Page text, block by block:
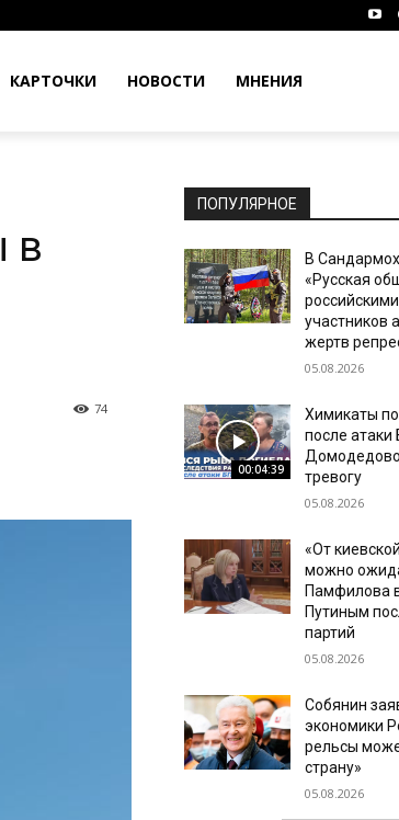
КАРТОЧКИ НОВОСТИ МНЕНИЯ
в
74
ПОПУЛЯРНОЕ
В
«Русская
участников
жертв
05.08.2026
00:04:39
Химикаты
после
тревогу
05.08.2026
«От
можно
Памфилова
Путиным
партий
05.08.2026
Собянин
экономики
рельсы
страну»
05.08.2026